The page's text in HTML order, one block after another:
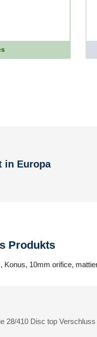
in Europa
Produkts
Konus, 10mm orifice,
28/410 Disc top